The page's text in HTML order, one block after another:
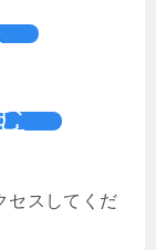
セスしてくだ